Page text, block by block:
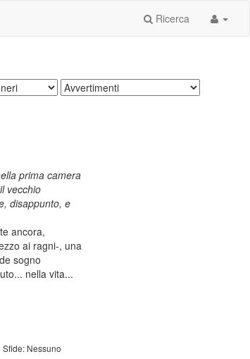
Ricerca
prima camera
vecchio
disappunto, e
ancora,
ai ragni-, una
sogno
nella vita...
Sfide: Nessuno